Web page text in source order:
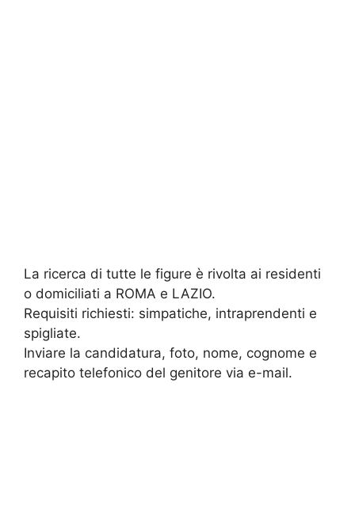
La ricerca di tutte le figure è rivolta ai residenti
o domiciliati a ROMA e LAZIO.
Requisiti richiesti: simpatiche, intraprendenti e
spigliate.
Inviare la candidatura, foto, nome, cognome e
recapito telefonico del genitore via e-mail.